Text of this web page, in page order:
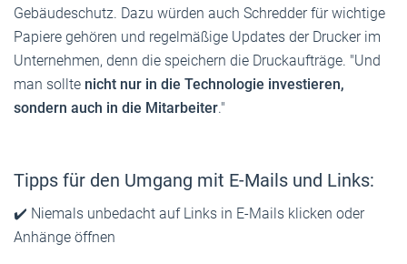
Gebäudeschutz. Dazu würden auch Schredder für wichtige
Papiere gehören und regelmäßige Updates der Drucker im
Unternehmen, denn die speichern die Druckaufträge. "Und
man sollte nicht nur in die Technologie investieren,
sondern auch in die Mitarbeiter."
Tipps für den Umgang mit E-Mails und Links:
✔️ Niemals unbedacht auf Links in E-Mails klicken oder
Anhänge öffnen